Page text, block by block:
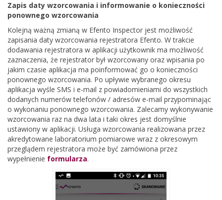
Zapis daty wzorcowania i informowanie o konieczności
ponownego wzorcowania
Kolejną ważną zmianą w Efento Inspector jest możliwość
zapisania daty wzorcowania rejestratora Efento. W trakcie
dodawania rejestratora w aplikacji użytkownik ma możliwość
zaznaczenia, że rejestrator był wzorcowany oraz wpisania po
jakim czasie aplikacja ma poinformować go o konieczności
ponownego wzorcowania. Po upływie wybranego okresu
aplikacja wyśle SMS i e-mail z powiadomieniami do wszystkich
dodanych numerów telefonów / adresów e-mail przypominając
o wykonaniu ponownego wzorcowania. Zalecamy wykonywanie
wzorcowania raz na dwa lata i taki okres jest domyślnie
ustawiony w aplikacji. Usługa wzorcowania realizowana przez
akredytowane laboratorium pomiarowe wraz z okresowym
przeglądem rejestratora może być zamówiona przez
wypełnienie formularza.